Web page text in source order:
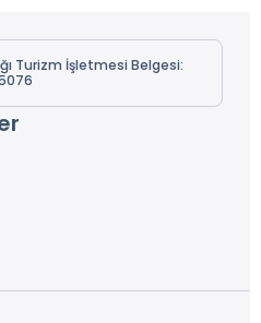
Turizm İşletmesi Belgesi: